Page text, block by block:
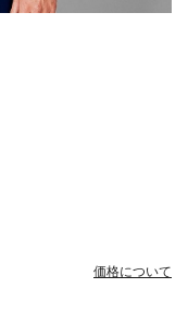
価格について